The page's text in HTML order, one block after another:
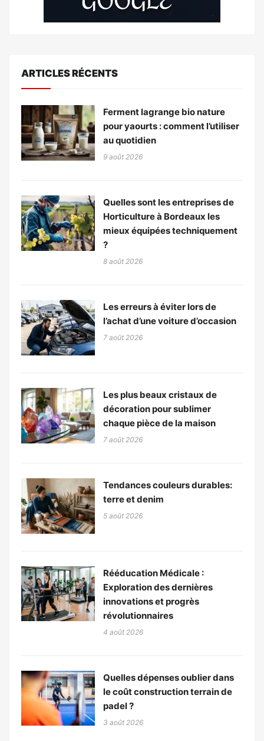
ARTICLES RÉCENTS
Ferment lagrange bio nature
pour yaourts : comment l’utiliser
au quotidien
9 août 2026
Quelles sont les entreprises de
Horticulture à Bordeaux les
mieux équipées techniquement
?
8 août 2026
Les erreurs à éviter lors de
l’achat d’une voiture d’occasion
7 août 2026
Les plus beaux cristaux de
décoration pour sublimer
chaque pièce de la maison
7 août 2026
Tendances couleurs durables:
terre et denim
5 août 2026
Rééducation Médicale :
Exploration des dernières
innovations et progrès
révolutionnaires
4 août 2026
Quelles dépenses oublier dans
le coût construction terrain de
padel ?
3 août 2026